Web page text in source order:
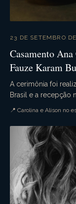
23 DE SETEMBRO
Casamento
Fauze Karam
A cerimônia foi
Brasil e a recepção
📍 Carolina e Alison no